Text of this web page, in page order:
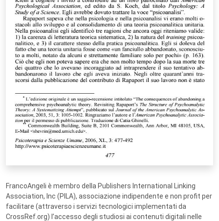
FrancoAngeli è membro della Publishers International Linking
Association, Inc (PILA), associazione indipendente e non profit per
facilitare (attraverso i servizi tecnologici implementati da
CrossRef.org) l’accesso degli studiosi ai contenuti digitali nelle